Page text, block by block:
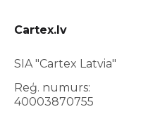
Cartex.lv
SIA "Cartex Latvia"
Reģ. numurs:
40003870755